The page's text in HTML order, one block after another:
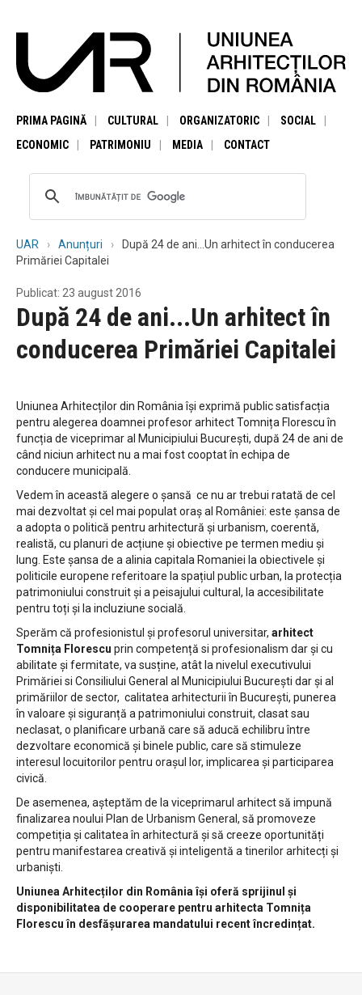
PRIMA PAGINĂ CULTURAL ORGANIZATORIC
SOCIAL
ECONOMIC
PATRIMONIU MEDIA CONTACT
UAR Anunțuri
După 24 de ani...Un arhitect în conducerea
Primăriei Capitalei
Publicat: 23 august 2016
După 24 de ani...Un arhitect în
conducerea Primăriei Capitalei
Uniunea Arhitecților din România își exprimă public satisfacția
pentru alegerea doamnei profesor arhitect Tomnița Florescu în
funcția de viceprimar al Municipiului București, după 24 de ani de
când niciun arhitect nu a mai fost cooptat în echipa de
conducere municipală.
Vedem în această alegere o șansă ce nu ar trebui ratată de cel
mai dezvoltat și cel mai populat oraș al României: este șansa de
a adopta o politică pentru arhitectură și urbanism, coerentă,
realistă, cu planuri de acțiune și obiective pe termen mediu și
lung. Este șansa de a alinia capitala Romaniei la obiectivele și
politicile europene referitoare la spațiul public urban, la protecția
patrimoniului construit și a peisajului cultural, la accesibilitate
pentru toți și la incluziune socială.
Sperăm că profesionistul și profesorul universitar, arhitect
Tomnița Florescu prin competență si profesionalism dar și cu
abilitate și fermitate, va susține, atât la nivelul executivului
Primăriei si Consiliului General al Municipiului București dar și al
primăriilor de sector, calitatea arhitecturii în București, punerea
în valoare și siguranță a patrimoniului construit, clasat sau
neclasat, o planificare urbană care să aducă echilibru între
dezvoltare economică și binele public, care să stimuleze
interesul locuitorilor pentru orașul lor, implicarea și participarea
civică.
De asemenea, așteptăm de la viceprimarul arhitect să impună
finalizarea noului Plan de Urbanism General, să promoveze
competiția și calitatea în arhitectură și să creeze oportunități
pentru manifestarea creativă și inteligentă a tinerilor arhitecți și
urbaniști.
Uniunea Arhitecților din România își oferă sprijinul și
disponibilitatea de cooperare pentru arhitecta Tomnița
Florescu în desfășurarea mandatului recent încredințat.